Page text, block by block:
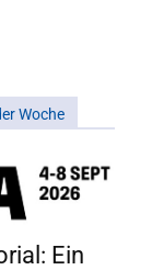
Woche
Ein